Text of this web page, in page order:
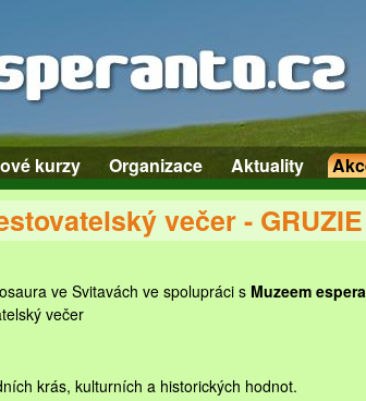
kurzy Organizace Aktuality
večer - GRUZIE
ve Svitavách ve spolupráci s Muzeem
večer
krás, kulturních a historických hodnot.